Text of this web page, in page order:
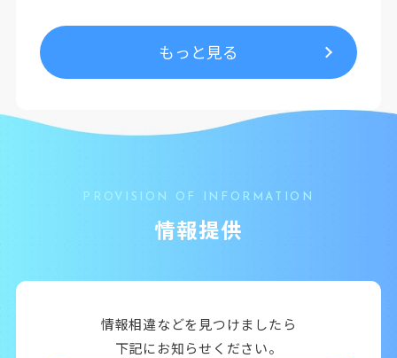
もっと見る
PROVISION OF INFORMATION
情報提供
情報相違などを見つけましたら
下記にお知らせください。